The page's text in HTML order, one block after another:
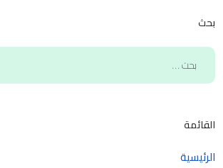
بحث
القائمة
الرئيسية